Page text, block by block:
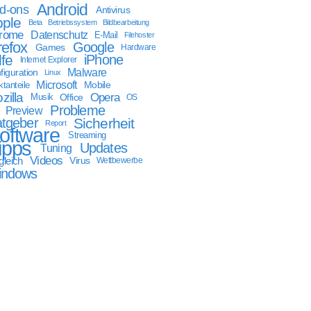
ons Android Antivirus
Beta Betriebssystem Bildbearbeitung
Datenschutz E-Mail Filehoster
Games Google Hardware
Internet Explorer iPhone
Linux Malware
Microsoft Mobile
Musik Office Opera OS
Preview
Probleme
Report Sicherheit
Streaming
Tuning Updates
Videos Virus Wettbewerbe